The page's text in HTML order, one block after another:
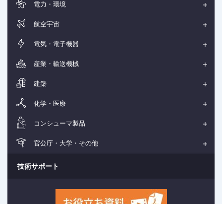
電力・環境
航空宇宙
電気・電子機器
産業・輸送機械
建築
化学・医療
コンシューマ製品
官公庁・大学・その他
技術サポート